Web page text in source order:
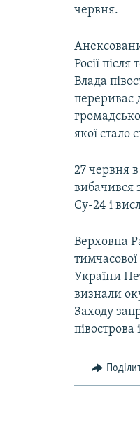
червня.
Росії
Влада
перериває
якої стало
27 червня
вибачився
Су-24 і
Верховна
України
визнали
Заходу
півострова